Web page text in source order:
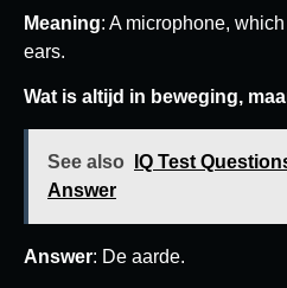
Meaning: A microphone,
ears.
Wat is altijd in beweging,
See also
IQ Test
Answer
Answer: De aarde.